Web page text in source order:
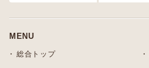
MENU
総合トップ